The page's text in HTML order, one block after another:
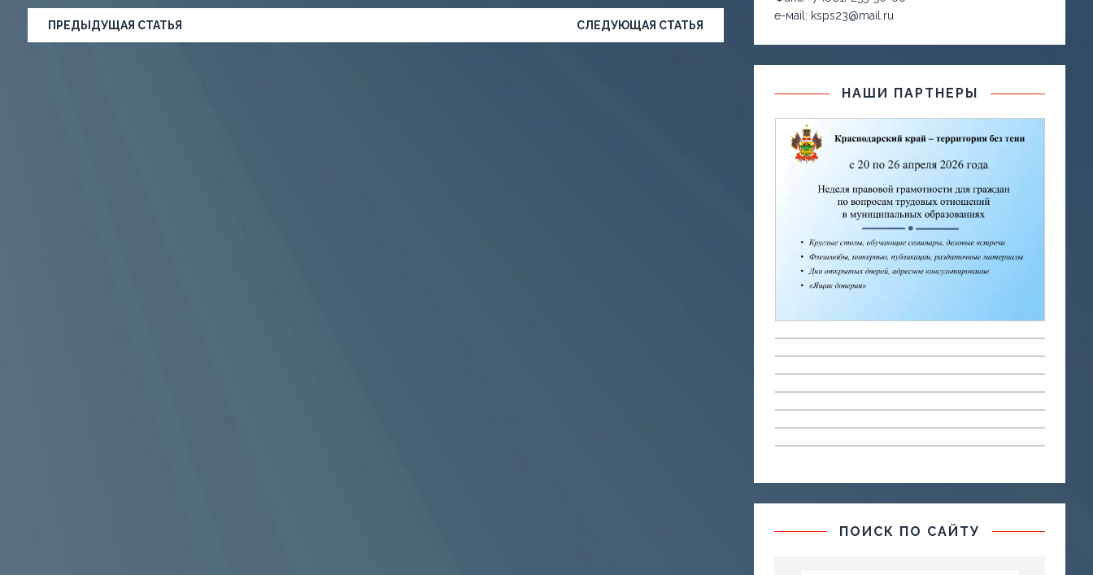
ПРЕДЫДУЩАЯ СТАТЬЯ СЛЕДУЮЩАЯ СТАТЬЯ
е-маil: ksps23@mail.ru
НАШИ ПАРТНЕРЫ
ПОИСК ПО САЙТУ